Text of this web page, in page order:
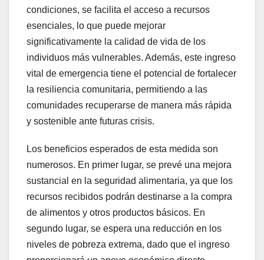
condiciones, se facilita el acceso a recursos
esenciales, lo que puede mejorar
significativamente la calidad de vida de los
individuos más vulnerables. Además, este ingreso
vital de emergencia tiene el potencial de fortalecer
la resiliencia comunitaria, permitiendo a las
comunidades recuperarse de manera más rápida
y sostenible ante futuras crisis.
Los beneficios esperados de esta medida son
numerosos. En primer lugar, se prevé una mejora
sustancial en la seguridad alimentaria, ya que los
recursos recibidos podrán destinarse a la compra
de alimentos y otros productos básicos. En
segundo lugar, se espera una reducción en los
niveles de pobreza extrema, dado que el ingreso